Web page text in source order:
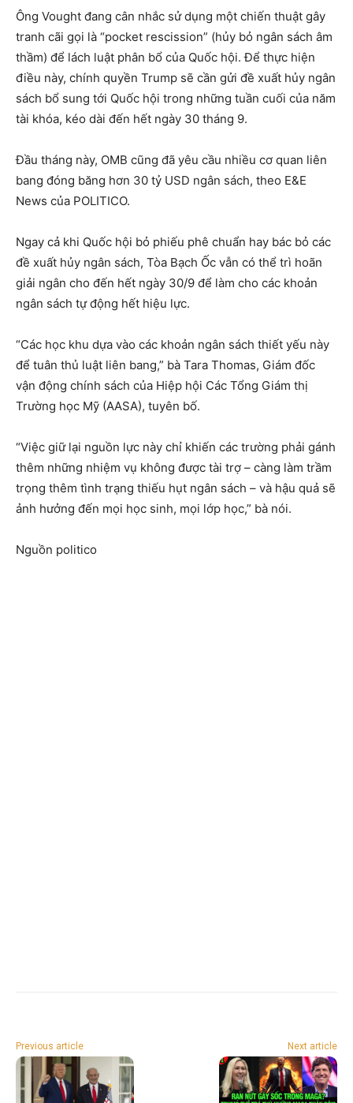
Ông Vought đang cân nhắc sử dụng một chiến thuật gây
tranh cãi gọi là “pocket rescission” (hủy bỏ ngân sách âm
thầm) để lách luật phân bổ của Quốc hội. Để thực hiện
điều này, chính quyền Trump sẽ cần gửi đề xuất hủy ngân
sách bổ sung tới Quốc hội trong những tuần cuối của năm
tài khóa, kéo dài đến hết ngày 30 tháng 9.
Đầu tháng này, OMB cũng đã yêu cầu nhiều cơ quan liên
bang đóng băng hơn 30 tỷ USD ngân sách, theo E&E
News của POLITICO.
Ngay cả khi Quốc hội bỏ phiếu phê chuẩn hay bác bỏ các
đề xuất hủy ngân sách, Tòa Bạch Ốc vẫn có thể trì hoãn
giải ngân cho đến hết ngày 30/9 để làm cho các khoản
ngân sách tự động hết hiệu lực.
“Các học khu dựa vào các khoản ngân sách thiết yếu này
để tuân thủ luật liên bang,” bà Tara Thomas, Giám đốc
vận động chính sách của Hiệp hội Các Tổng Giám thị
Trường học Mỹ (AASA), tuyên bố.
“Việc giữ lại nguồn lực này chỉ khiến các trường phải gánh
thêm những nhiệm vụ không được tài trợ – càng làm trầm
trọng thêm tình trạng thiếu hụt ngân sách – và hậu quả sẽ
ảnh hưởng đến mọi học sinh, mọi lớp học,” bà nói.
Nguồn politico
Previous article Next article